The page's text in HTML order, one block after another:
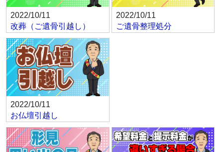
2022/10/11
改葬（ご遺骨引越し）
2022/10/11
ご遺骨整理処分
2022/10/11
お仏壇引越し